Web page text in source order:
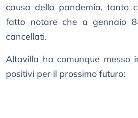
causa della pandemia, tanto
fatto notare che a gennaio
cancellati.
Altavilla ha comunque messo
positivi per il prossimo futuro: